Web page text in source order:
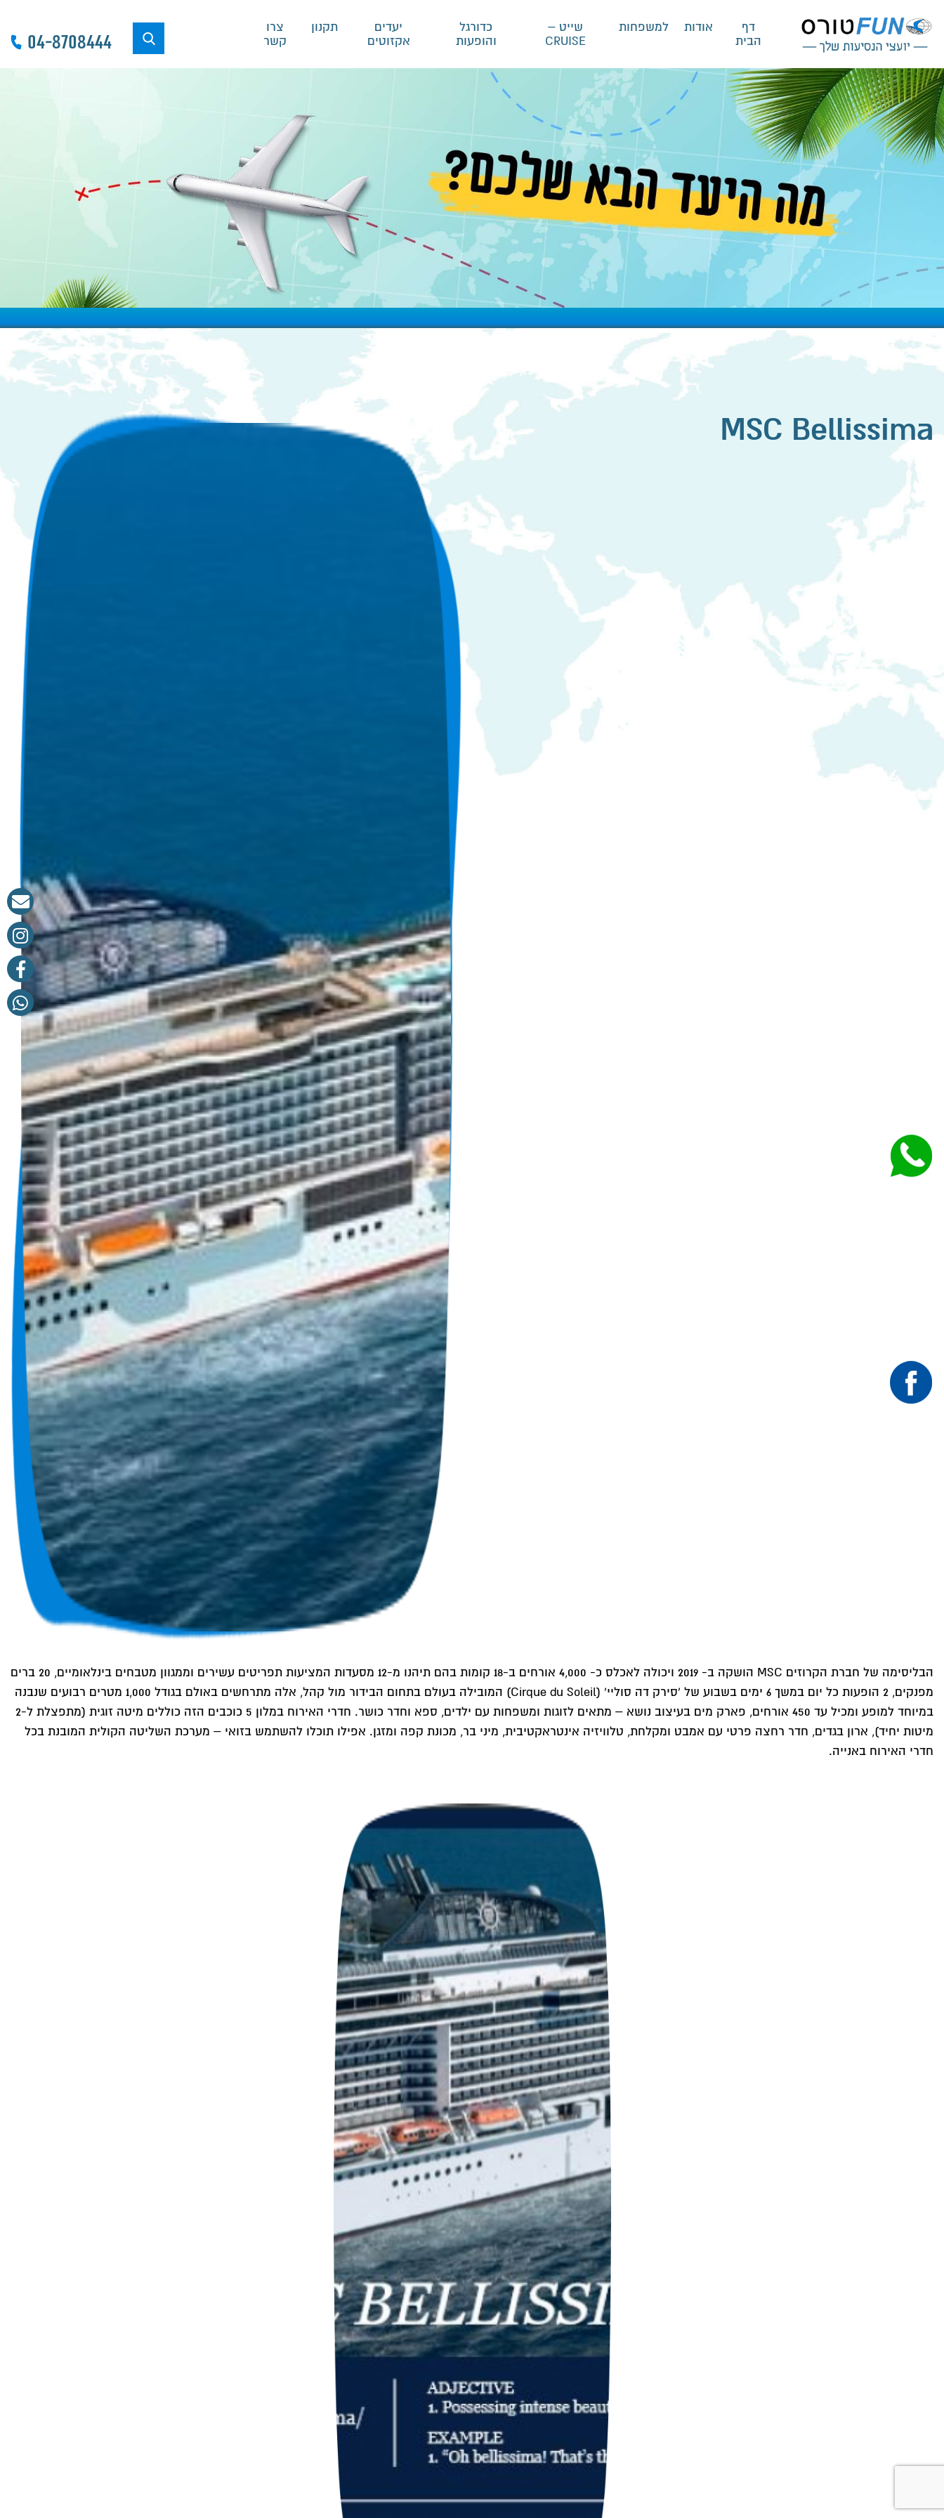
דף
הבית
אודות למשפחות
שייט –
CRUISE
כדורגל
והופעות
יעדים
אקזוטים
תקנון
צרו
קשר
04-8708444
MSC Bellissima
הבליסימה של חברת הקרוזים MSC הושקה ב- 2019 ויכולה לאכלס כ- 4,000 אורחים ב-18 קומות בהם תיהנו מ-12 מסעדות המציעות תפריטים עשירים וממגוון מטבחים בינלאומיים, 20 ברים
מפנקים, 2 הופעות כל יום במשך 6 ימים בשבוע של 'סירק דה סוליי' (Cirque du Soleil) המובילה בעולם בתחום הבידור מול קהל, אלה מתרחשים באולם בגודל 1,000 מטרים רבועים שנבנה
במיוחד למופע ומכיל עד 450 אורחים, פארק מים בעיצוב נושא – מתאים לזוגות ומשפחות עם ילדים, ספא וחדר כושר. חדרי האירוח במלון 5 כוכבים הזה כוללים מיטה זוגית (מתפצלת ל-2
מיטות יחיד), ארון בגדים, חדר רחצה פרטי עם אמבט ומקלחת, טלוויזיה אינטראקטיבית, מיני בר, מכונת קפה ומזגן. אפילו תוכלו להשתמש בזואי – מערכת השליטה הקולית המובנת בכל
חדרי האירוח באנייה.